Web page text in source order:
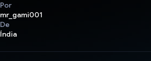
Por
mr_gami001
De
Índia